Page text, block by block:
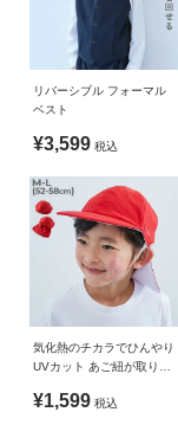
ビ
ロ
ク
に
つ
お
い
やってくる。
ドキドキするお受
大好きなお友達、
ぴかぴかのランド
ほしい。
そんな思いを込め
マルスタイル。
■素材
きちんと感のある
150cm
160cm
素材・仕様
生産国
CHINA
備考
洗濯方法
洗濯機洗い可(デ
不可 / 日陰つり干
リバーシブル フォーマル
ベスト
¥3,599 税込
気化熱のチカラでひんやり
UVカット あご紐が取り替
白帽(替えゴム紐付き)
¥1,599 税込